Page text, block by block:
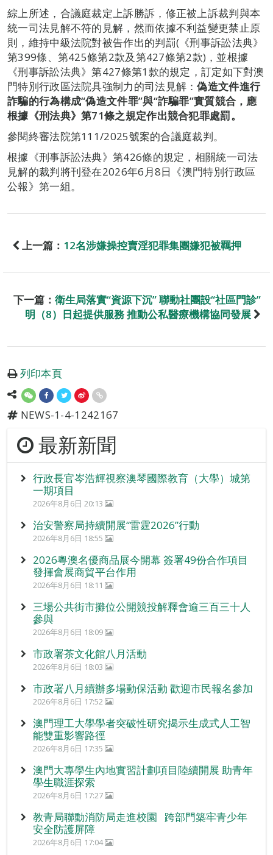
綜上所述，合議庭裁定上訴勝訴，修正被上訴裁判與本
統一司法見解不符的見解，然而依據不利益變更禁止原
則，維持中級法院對被告作出的判罰(《刑事訴訟法典》
第399條、第425條第2款及第427條第2款)，並根據
《刑事訴訟法典》第427條第1款的規定，訂定如下對澳
門特別行政區法院具強制力的司法見解：偽造文件進行
詐騙的行為構成“偽造文件罪”與“詐騙罪”實質競合，應
根據《刑法典》第71條之規定作出競合犯罪處罰。
參閱終審法院第111/2025號案的合議庭裁判。
根據《刑事訴訟法典》第426條的規定，相關統一司法
見解的裁判將刊登在2026年6月8日《澳門特別行政區
公報》第一組。
上一篇： 12名涉嫌操控賣淫犯罪集團嫌犯被羈押
下一篇： 衛生局落實“資源下沉” 聯動社團設“社區門診”
明（8）日起提供服務 推動公私醫療機構協同發展
列印本頁
NEWS-1-4-1242167
最新新聞
行政長官岑浩輝視察澳琴國際教育（大學）城第
一期項目
2026年8月6日 20:13
治安警察局持續開展“雷霆2026”行動
2026年8月6日 18:55
2026粵澳名優商品展今開幕 簽署49份合作項目
發揮會展商貿平台作用
2026年8月6日 18:11
三場公共街市攤位公開競投解釋會逾三百三十人
參與
2026年8月6日 18:09
市政署茶文化館八月活動
2026年8月6日 18:03
市政署八月續辦多場動保活動 歡迎市民報名參加
2026年8月6日 17:52
澳門理工大學學者突破性研究揭示生成式人工智
能雙重影響路徑
2026年8月6日 17:35
澳門大專學生內地實習計劃項目陸續開展 助青年
學生職涯探索
2026年8月6日 17:27
教青局聯動消防局走進校園 跨部門築牢青少年
安全防護屏障
2026年8月6日 17:04